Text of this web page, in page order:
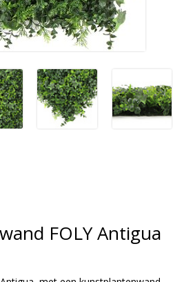
FOLY Antigua